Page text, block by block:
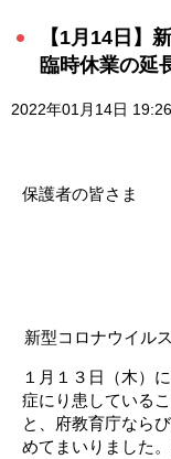
【1月14日】
臨時休業の延
2022年01月14日 19:26
保護者の皆さま
大阪府
校
新型コロナウイル
１月１３日（木）
症にり患している
と、府教育庁なら
めてまいりました